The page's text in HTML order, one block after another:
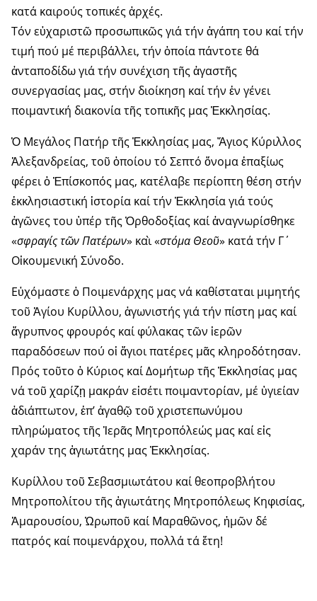
κατά καιρούς τοπικές ἀρχές.
Τόν εὐχαριστῶ προσωπικῶς γιά τήν ἀγάπη του καί τήν
τιμή πού μέ περιβάλλει, τήν ὁποία πάντοτε θά
ἀνταποδίδω γιά τήν συνέχιση τῆς ἀγαστῆς
συνεργασίας μας, στήν διοίκηση καί τήν ἐν γένει
ποιμαντική διακονία τῆς τοπικῆς μας Ἐκκλησίας.
Ὁ Μεγάλος Πατήρ τῆς Ἐκκλησίας μας, Ἅγιος Κύριλλος
Ἀλεξανδρείας, τοῦ ὁποίου τό Σεπτό ὄνομα ἐπαξίως
φέρει ὁ Ἐπίσκοπός μας, κατέλαβε περίοπτη θέση στήν
ἐκκλησιαστική ἱστορία καί τήν Ἐκκλησία γιά τούς
ἀγῶνες του ὑπέρ τῆς Ὀρθοδοξίας καί ἀναγνωρίσθηκε
«σφραγίς τῶν Πατέρων» καὶ «στόμα Θεοῦ» κατά τήν Γ΄
Οἰκουμενική Σύνοδο.
Εὐχόμαστε ὁ Ποιμενάρχης μας νά καθίσταται μιμητής
τοῦ Ἁγίου Κυρίλλου, ἀγωνιστής γιά τήν πίστη μας καί
ἄγρυπνος φρουρός καί φύλακας τῶν ἱερῶν
παραδόσεων πού οἱ ἅγιοι πατέρες μᾶς κληροδότησαν.
Πρός τοῦτο ὁ Κύριος καί Δομήτωρ τῆς Ἐκκλησίας μας
νά τοῦ χαρίζῃ μακράν εἰσέτι ποιμαντορίαν, μέ ὑγιείαν
ἀδιάπτωτον, ἐπ’ ἀγαθῷ τοῦ χριστεπωνύμου
πληρώματος τῆς Ἱερᾶς Μητροπόλεώς μας καί εἰς
χαράν της ἁγιωτάτης μας Ἐκκλησίας.
Κυρίλλου τοῦ Σεβασμιωτάτου καί θεοπροβλήτου
Μητροπολίτου τῆς ἁγιωτάτης Μητροπόλεως Κηφισίας,
Ἀμαρουσίου, Ὠρωποῦ καί Μαραθῶνος, ἡμῶν δέ
πατρός καί ποιμενάρχου, πολλά τά ἔτη!